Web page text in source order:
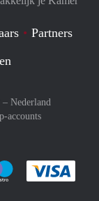
Partners
– Nederland
accounts
af met Paypal
gemakkelijk af met
Je rekent